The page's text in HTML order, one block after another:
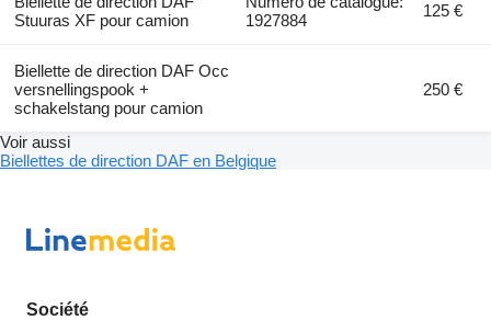
Stuuras XF pour camion
1927884
125 €
Biellette de direction DAF Occ
versnellingspook +
schakelstang pour camion
250 €
Voir aussi
Biellettes de direction DAF en Belgique
Société